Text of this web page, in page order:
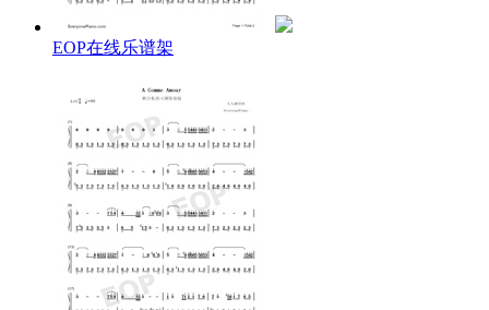
EOP在线乐谱架